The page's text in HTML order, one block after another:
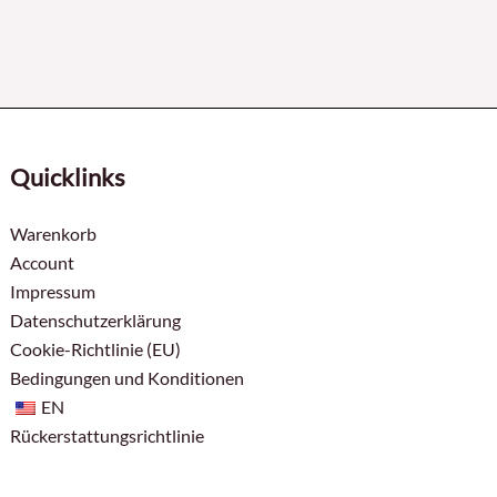
Quicklinks
Warenkorb
Account
Impressum
Datenschutzerklärung
Cookie-Richtlinie (EU)
Bedingungen und Konditionen
EN
Rückerstattungsrichtlinie